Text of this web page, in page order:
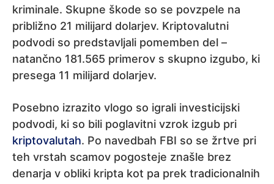
kriminale. Skupne škode so se povzpele na
približno 21 milijard dolarjev. Kriptovalutni
podvodi so predstavljali pomemben del –
natančno 181.565 primerov s skupno izgubo, ki
presega 11 milijard dolarjev.
Posebno izrazito vlogo so igrali investicijski
podvodi, ki so bili poglavitni vzrok izgub pri
kriptovalutah. Po navedbah FBI so se žrtve pri
teh vrstah scamov pogosteje znašle brez
denarja v obliki kripta kot pa prek tradicionalnih